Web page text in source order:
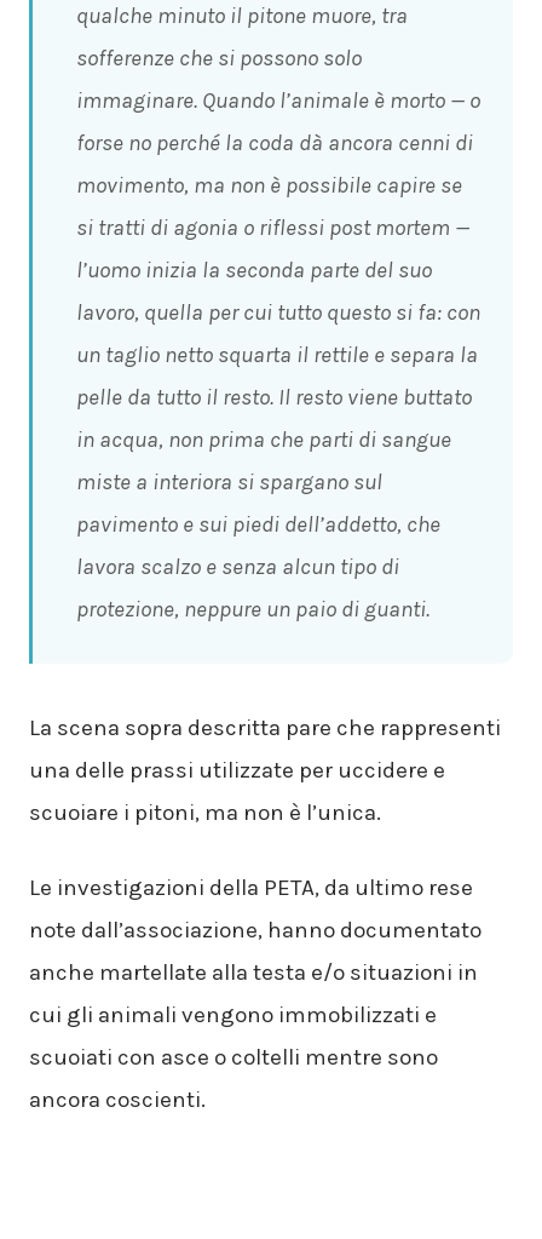
qualche minuto il pitone muore, tra
sofferenze che si possono solo
immaginare. Quando l’animale è morto — o
forse no perché la coda dà ancora cenni di
movimento, ma non è possibile capire se
si tratti di agonia o riflessi post mortem —
l’uomo inizia la seconda parte del suo
lavoro, quella per cui tutto questo si fa: con
un taglio netto squarta il rettile e separa la
pelle da tutto il resto. Il resto viene buttato
in acqua, non prima che parti di sangue
miste a interiora si spargano sul
pavimento e sui piedi dell’addetto, che
lavora scalzo e senza alcun tipo di
protezione, neppure un paio di guanti.
La scena sopra descritta pare che rappresenti
una delle prassi utilizzate per uccidere e
scuoiare i pitoni, ma non è l’unica.
Le investigazioni della PETA, da ultimo rese
note dall’associazione, hanno documentato
anche martellate alla testa e/o situazioni in
cui gli animali vengono immobilizzati e
scuoiati con asce o coltelli mentre sono
ancora coscienti.